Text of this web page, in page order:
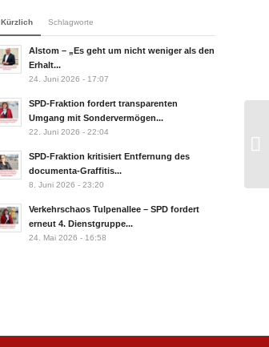
Kürzlich Schlagworte
Alstom – „Es geht um nicht weniger als den
Erhalt...
24. Juni 2026 - 17:07
SPD-Fraktion fordert transparenten
Umgang mit Sondervermögen...
22. Juni 2026 - 22:04
SPD-Fraktion kritisiert Entfernung des
documenta-Graffitis...
8. Juni 2026 - 23:20
Verkehrschaos Tulpenallee – SPD fordert
erneut 4. Dienstgruppe...
24. Mai 2026 - 16:58